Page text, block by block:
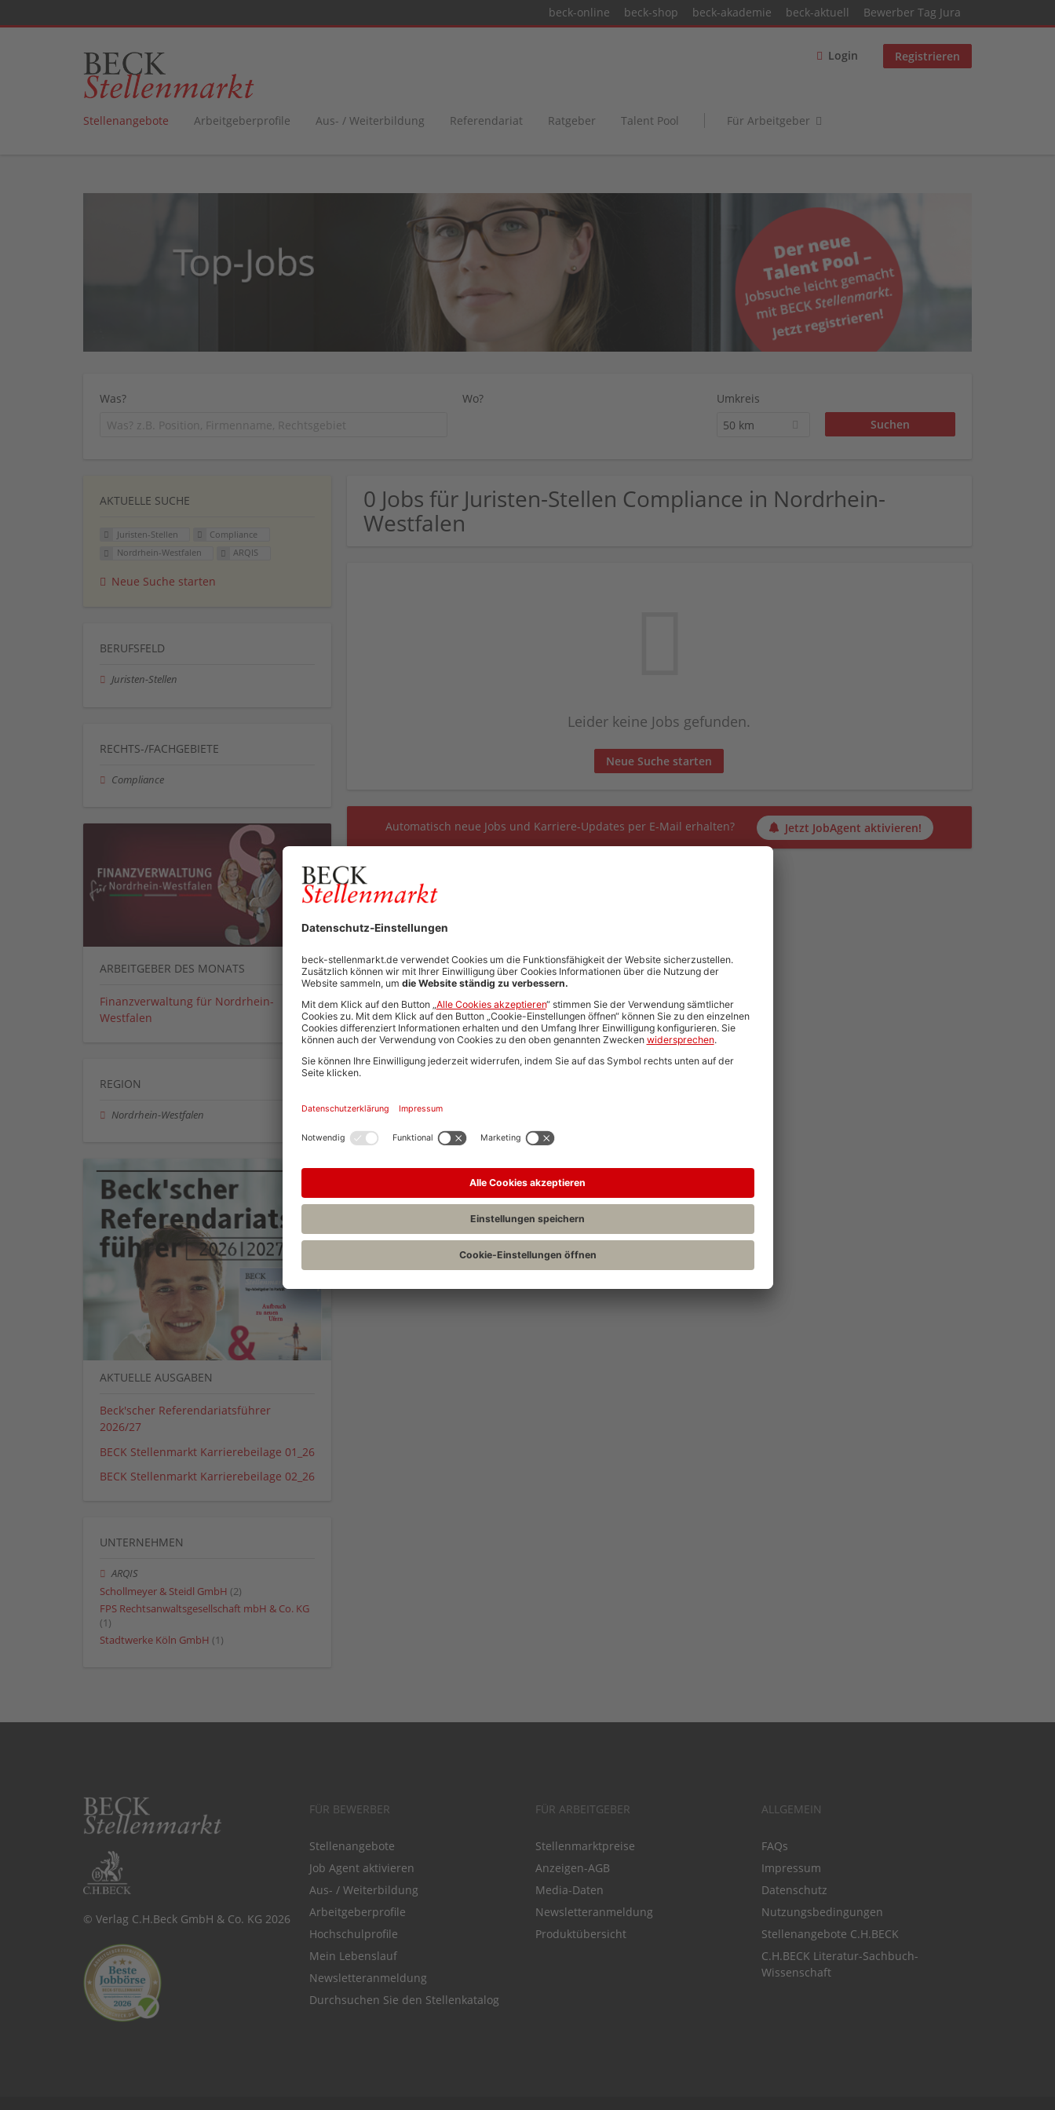
beck-online beck-shop beck-akademie beck-aktuell Bewerber Tag Jura
Login Registrieren
Stellenangebote Arbeitgeberprofile Aus- / Weiterbildung Referendariat Ratgeber Talent Pool Für Arbeitgeber
Was? Wo?
Umkreis
50 km
0 Jobs für Juristen-Stellen Compliance in Nordrhein-
Westfalen
Leider keine Jobs gefunden.
Neue Suche starten
Automatisch neue Jobs und Karriere-Updates per E-Mail erhalten? Jetzt JobAgent aktivieren!
AKTUELLE SUCHE
Juristen-Stellen
Compliance
Nordrhein-Westfalen
ARQIS
Neue Suche starten
BERUFSFELD
Juristen-Stellen
RECHTS-/FACHGEBIETE
Compliance
ARBEITGEBER DES MONATS
Finanzverwaltung für Nordrhein-
Westfalen
REGION
Nordrhein-Westfalen
AKTUELLE AUSGABEN
Beck'scher Referendariatsführer
2026/27
BECK Stellenmarkt Karrierebeilage 01_26
BECK Stellenmarkt Karrierebeilage 02_26
UNTERNEHMEN
ARQIS
Schollmeyer & Steidl GmbH (2)
FPS Rechtsanwaltsgesellschaft mbH & Co. KG
(1)
Stadtwerke Köln GmbH (1)
© Verlag C.H.Beck GmbH & Co. KG 2026
FÜR BEWERBER
Stellenangebote
Job Agent aktivieren
Aus- / Weiterbildung
Arbeitgeberprofile
Hochschulprofile
Mein Lebenslauf
Newsletteranmeldung
Durchsuchen Sie den Stellenkatalog
FÜR ARBEITGEBER
Stellenmarktpreise
Anzeigen-AGB
Media-Daten
Newsletteranmeldung
Produktübersicht
ALLGEMEIN
FAQs
Impressum
Datenschutz
Nutzungsbedingungen
Stellenangebote C.H.BECK
C.H.BECK Literatur-Sachbuch-
Wissenschaft